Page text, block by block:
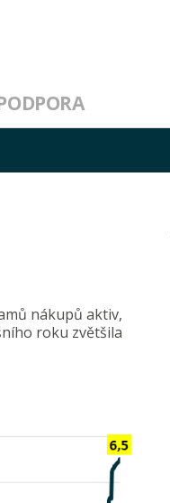
nákupů aktiv,
roku zvětšila